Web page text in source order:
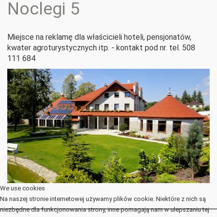
Noclegi 5
Miejsce na reklamę dla właścicieli hoteli, pensjonatów,
kwater agroturystycznych itp. - kontakt pod nr. tel. 508
111 684
We use cookies
Na naszej stronie internetowej używamy plików cookie. Niektóre z nich są
niezbędne dla funkcjonowania strony, inne pomagają nam w ulepszaniu tej